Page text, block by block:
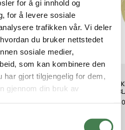
for å gi innhold og
for å levere sosiale
trafikken vår. Vi deler
du bruker nettstedet
sosiale medier,
som kan kombinere den
har gjort tilgjengelig for dem,
gjennom din bruk av
SHAD 15CM 27G GR SLV 2PCS
kr 139,00
GO/
kr